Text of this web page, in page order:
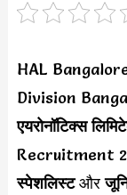
HAL
Division
एयरोनॉटिक्स
Recruitment
स्पेशलिस्टऔर